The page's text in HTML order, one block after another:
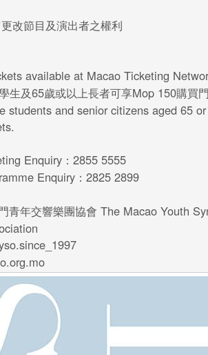
改節目及演出者之權利
available at Macao Ticketing
生及65歲或以上長者可享Mop 150購買
students and senior citizens aged 65
Enquiry：2855 5555
Enquiry：2825 2899
青年交響樂團協會 The Macao Youth